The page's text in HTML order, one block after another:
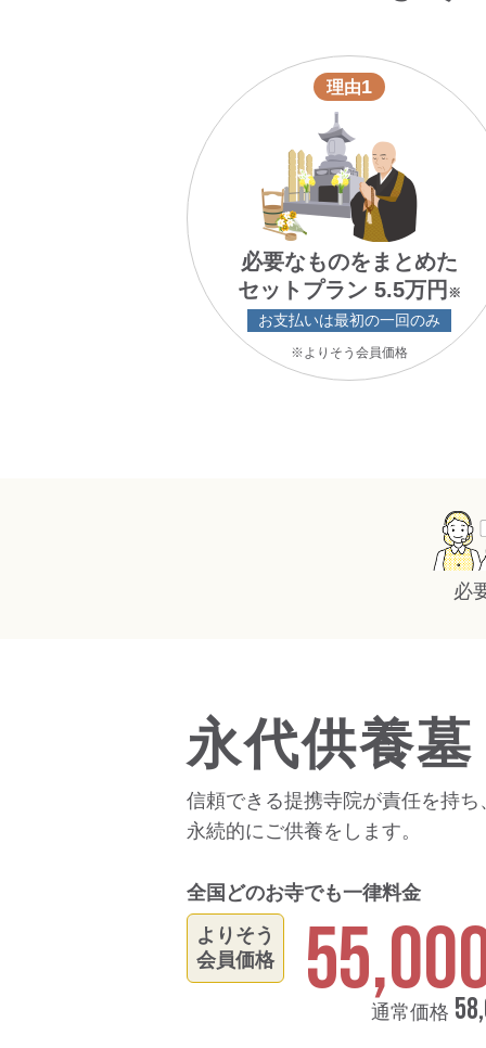
理由1
必要なものをまとめた
セットプラン 5.5万円 ※
お支払いは最初の一回のみ
※よりそう会員価格
必
永代供養墓
信頼できる提携寺院が責任を持
永続的にご供養をします。
全国どのお寺でも一律料金
よりそう
会員価格
通常価格